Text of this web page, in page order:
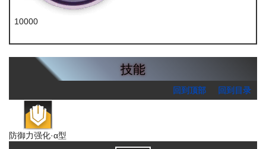
10000
技能
回到顶部 回到目录
防御力强化·α型